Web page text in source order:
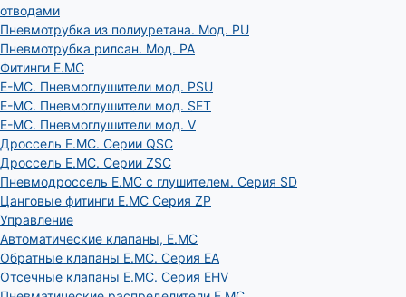
отводами
Пневмотрубка из полиуретана. Мод. РU
Пневмотрубка рилсан. Мод. PA
Фитинги E.MC
E-MC. Пневмоглушители мод. PSU
E-MC. Пневмоглушители мод. SET
E-MC. Пневмоглушители мод. V
Дроссель E.MC. Серии QSC
Дроссель E.MC. Серии ZSC
Пневмодроссель E.MC с глушителем. Серия SD
Цанговые фитинги E.MC Серия ZP
Управление
Автоматические клапаны, Е.МС
Обратные клапаны E.MC. Серия EA
Отсечные клапаны E.MC. Серия EHV